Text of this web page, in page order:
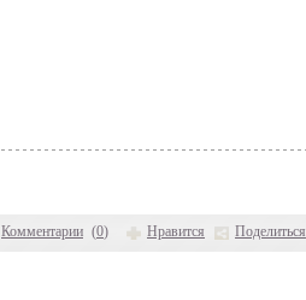
Комментарии (0) Нравится Поделиться